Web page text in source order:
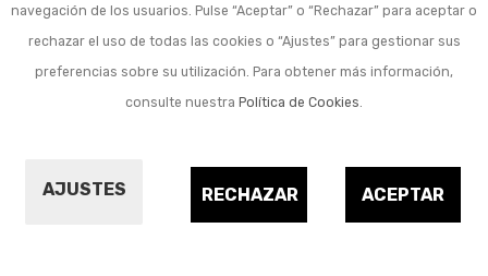
navegación de los usuarios. Pulse “Aceptar” o “Rechazar” para aceptar o
rechazar el uso de todas las cookies o “Ajustes” para gestionar sus
preferencias sobre su utilización. Para obtener más información,
consulte nuestra Política de Cookies.
AJUSTES ACEPTAR
RECHAZAR
Bridas de nilón y taco
bridas
Ordenar por: 24